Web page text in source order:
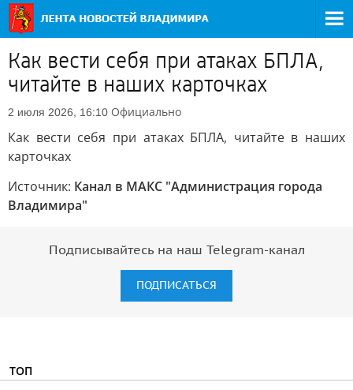
Как вести себя при атаках БПЛА,
читайте в наших карточках
2 июля 2026, 16:10 Официально
Как вести себя при атаках БПЛА, читайте в наших
карточках
Источник: Канал в МАКС "Администрация города
Владимира"
Подписывайтесь на наш Telegram-канал
ПОДПИСАТЬСЯ
ТОП